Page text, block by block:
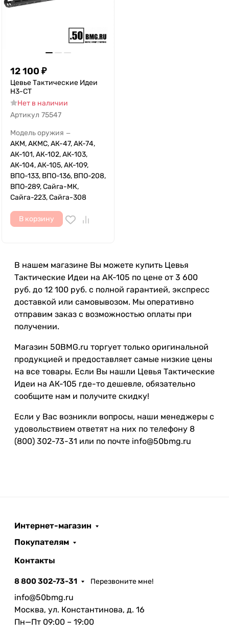
12 100 ₽
Цевье Тактические Идеи
Н3-СТ
Нет в наличии
Артикул 75547
Модель оружия —
АКМ, АКМС, АК-47, АК-74,
АК-101, АК-102, АК-103,
АК-104, АК-105, АК-109,
ВПО-133, ВПО-136, ВПО-208,
ВПО-289, Сайга-МК,
Сайга-223, Сайга-308
В корзину
В нашем магазине Вы можете купить Цевья
Тактические Идеи на АК-105 по цене от 3 600
руб. до 12 100 руб. с полной гарантией, экспресс
доставкой или самовывозом. Мы оперативно
отправим заказ с возможностью оплаты при
получении.
Магазин 50BMG.ru торгует только оригинальной
продукцией и предоставляет самые низкие цены
на все товары. Если Вы нашли Цевья Тактические
Идеи на АК-105 где-то дешевле, обязательно
сообщите нам и получите скидку!
Если у Вас возникли вопросы, наши менеджеры с
удовольствием ответят на них по телефону 8
(800) 302-73-31 или по почте info@50bmg.ru
Интернет-магазин
Покупателям
Контакты
8 800 302-73-31 Перезвоните мне!
info@50bmg.ru
Москва, ул. Константинова, д. 16
Пн—Пт 09:00 – 19:00